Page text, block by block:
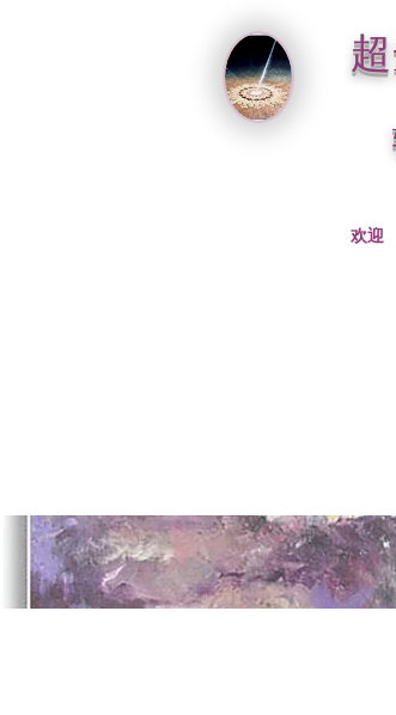
欢迎